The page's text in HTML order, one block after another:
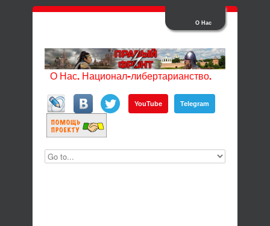
О Нас
О Нас. Национал-либертарианство.
YouTube Telegram